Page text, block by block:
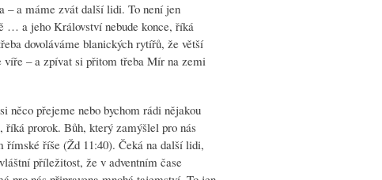
– a máme zvát další lidi. To není jen
… a jeho Království nebude konce, říká
dovoláváme blanických rytířů, že větší
víře – a zpívat si přitom třeba Mír na zemi
něco přejeme nebo bychom rádi nějakou
prorok. Bůh, který zamýšlel pro nás
římské říše (Žd 11:40). Čeká na další lidi,
příležitost, že v adventním čase